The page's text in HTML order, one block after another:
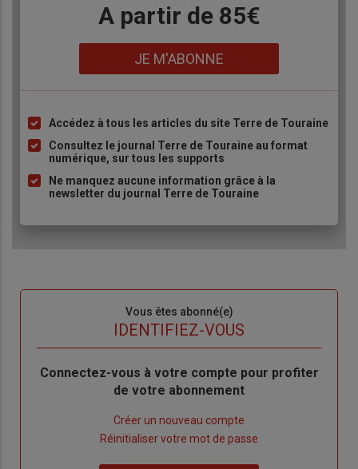
A partir de 85€
JE M'ABONNE
Liste
à
puce
Accédez à tous les articles du site Terre de Touraine
Consultez le journal Terre de Touraine au format
numérique, sur tous les supports
Ne manquez aucune information grâce à la
newsletter du journal Terre de Touraine
Vous êtes abonné(e)
IDENTIFIEZ-VOUS
Body
Connectez-vous à votre compte pour profiter
de votre abonnement
Créer un nouveau compte
Réinitialiser votre mot de passe